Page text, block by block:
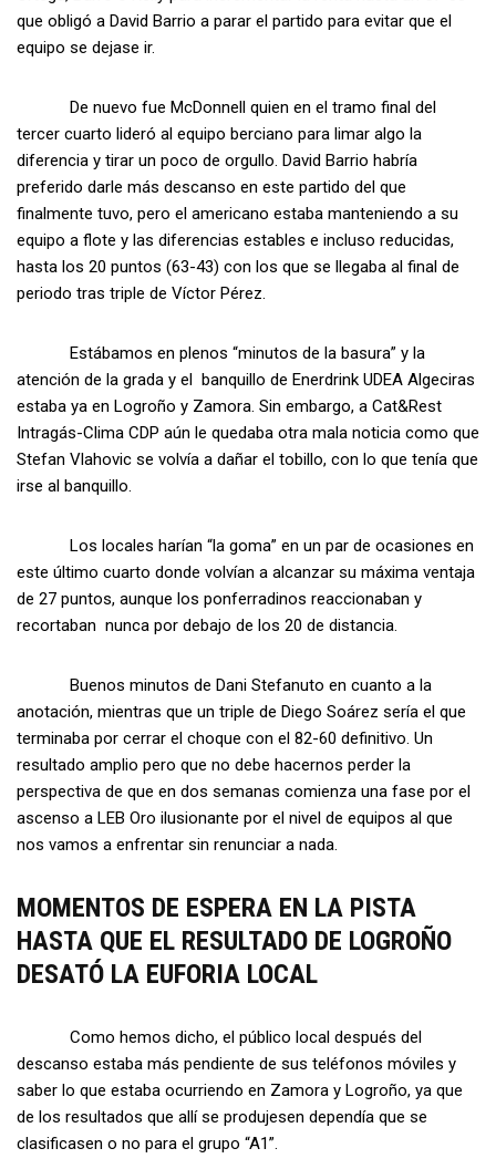
que obligó a David Barrio a parar el partido para evitar que el
equipo se dejase ir.
De nuevo fue McDonnell quien en el tramo final del
tercer cuarto lideró al equipo berciano para limar algo la
diferencia y tirar un poco de orgullo. David Barrio habría
preferido darle más descanso en este partido del que
finalmente tuvo, pero el americano estaba manteniendo a su
equipo a flote y las diferencias estables e incluso reducidas,
hasta los 20 puntos (63-43) con los que se llegaba al final de
periodo tras triple de Víctor Pérez.
Estábamos en plenos “minutos de la basura” y la
atención de la grada y el banquillo de Enerdrink UDEA Algeciras
estaba ya en Logroño y Zamora. Sin embargo, a Cat&Rest
Intragás-Clima CDP aún le quedaba otra mala noticia como que
Stefan Vlahovic se volvía a dañar el tobillo, con lo que tenía que
irse al banquillo.
Los locales harían “la goma” en un par de ocasiones en
este último cuarto donde volvían a alcanzar su máxima ventaja
de 27 puntos, aunque los ponferradinos reaccionaban y
recortaban nunca por debajo de los 20 de distancia.
Buenos minutos de Dani Stefanuto en cuanto a la
anotación, mientras que un triple de Diego Soárez sería el que
terminaba por cerrar el choque con el 82-60 definitivo. Un
resultado amplio pero que no debe hacernos perder la
perspectiva de que en dos semanas comienza una fase por el
ascenso a LEB Oro ilusionante por el nivel de equipos al que
nos vamos a enfrentar sin renunciar a nada.
MOMENTOS DE ESPERA EN LA PISTA
HASTA QUE EL RESULTADO DE LOGROÑO
DESATÓ LA EUFORIA LOCAL
Como hemos dicho, el público local después del
descanso estaba más pendiente de sus teléfonos móviles y
saber lo que estaba ocurriendo en Zamora y Logroño, ya que
de los resultados que allí se produjesen dependía que se
clasificasen o no para el grupo “A1”.